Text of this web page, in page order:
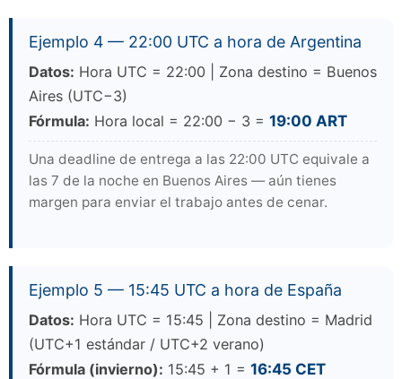
Ejemplo 4 — 22:00 UTC a hora de Argentina
Datos: Hora UTC = 22:00 | Zona destino = Buenos
Aires (UTC−3)
Fórmula: Hora local = 22:00 − 3 = 19:00 ART
Una deadline de entrega a las 22:00 UTC equivale a
las 7 de la noche en Buenos Aires — aún tienes
margen para enviar el trabajo antes de cenar.
Ejemplo 5 — 15:45 UTC a hora de España
Datos: Hora UTC = 15:45 | Zona destino = Madrid
(UTC+1 estándar / UTC+2 verano)
Fórmula (invierno): 15:45 + 1 = 16:45 CET